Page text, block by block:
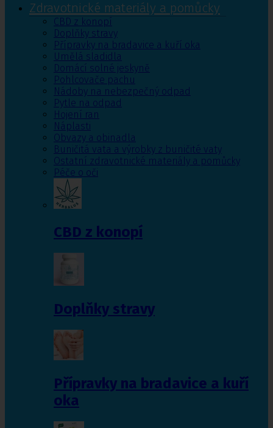
Zdravotnické materiály a pomůcky
CBD z konopí
Doplňky stravy
Přípravky na bradavice a kuří oka
Umělá sladidla
Domácí solné jeskyně
Pohlcovače pachu
Nádoby na nebezpečný odpad
Pytle na odpad
Hojení ran
Náplasti
Obvazy a obinadla
Buničitá vata a výrobky z buničité vaty
Ostatní zdravotnické materiály a pomůcky
Péče o oči
CBD z konopí
Doplňky stravy
Přípravky na bradavice a kuří
oka